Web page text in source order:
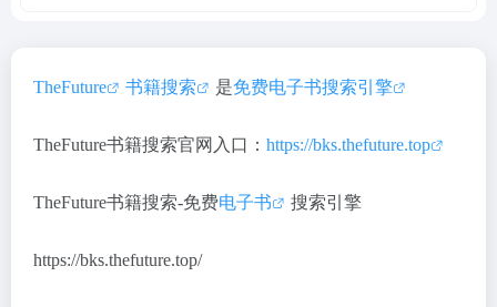
TheFuture 书籍搜索 是免费电子书搜索引擎
TheFuture书籍搜索官网入口： https://bks.thefuture.top
TheFuture书籍搜索-免费电子书 搜索引擎
https://bks.thefuture.top/